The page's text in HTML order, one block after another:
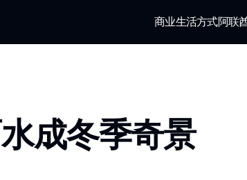
商业生活方式阿联
成冬季奇景